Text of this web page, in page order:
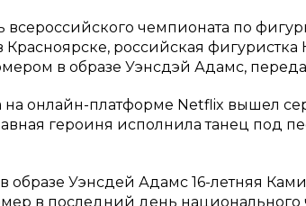
чемпионата по
Красноярске, российская
в образе Уэнсдэй Адамс,
онлайн-платформе Netflix вышел
героиня исполнила танец под
образе Уэнсдей Адамс 16-летняя
в последний день национального